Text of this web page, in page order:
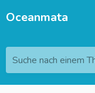
Oceanmata
Suche nach einem